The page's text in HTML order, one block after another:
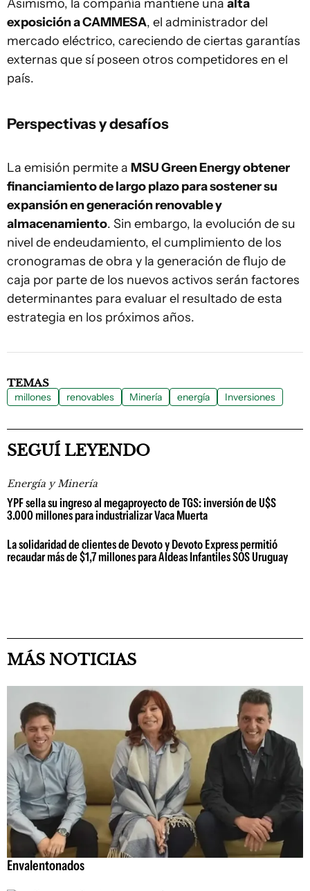
Asimismo, la compañía mantiene una alta
exposición a CAMMESA, el administrador del
mercado eléctrico, careciendo de ciertas garantías
externas que sí poseen otros competidores en el
país.
Perspectivas y desafíos
La emisión permite a MSU Green Energy obtener
financiamiento de largo plazo para sostener su
expansión en generación renovable y
almacenamiento. Sin embargo, la evolución de su
nivel de endeudamiento, el cumplimiento de los
cronogramas de obra y la generación de flujo de
caja por parte de los nuevos activos serán factores
determinantes para evaluar el resultado de esta
estrategia en los próximos años.
TEMAS
millones renovables Minería energía Inversiones
SEGUÍ LEYENDO
Energía y Minería
YPF sella su ingreso al megaproyecto de TGS: inversión de U$S
3.000 millones para industrializar Vaca Muerta
La solidaridad de clientes de Devoto y Devoto Express permitió
recaudar más de $1,7 millones para Aldeas Infantiles SOS Uruguay
MÁS NOTICIAS
Envalentonados